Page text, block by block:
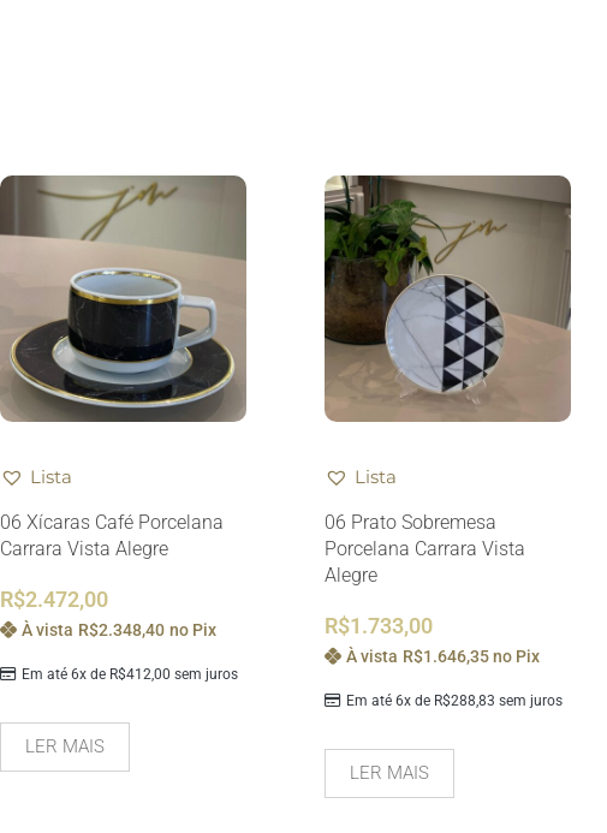
Lista
06 Xícaras Café Porcelana
Carrara Vista Alegre
R$2.472,00
Em até 6x de R$412,00 sem juros
À vista R$2.348,40 no Pix
LER MAIS
Lista
06 Prato Sobremesa
Porcelana Carrara Vista
Alegre
R$1.733,00
Em até 6x de R$288,83 sem juros
À vista R$1.646,35 no Pix
LER MAIS